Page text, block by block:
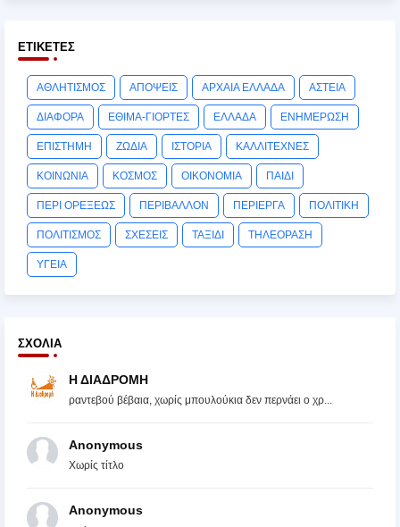
ΕΤΙΚΈΤΕΣ
ΑΘΛΗΤΙΣΜΟΣ ΑΠΟΨΕΙΣ ΑΡΧΑΙΑ ΕΛΛΑΔΑ ΑΣΤΕΙΑ
ΔΙΑΦΟΡΑ ΕΘΙΜΑ-ΓΙΟΡΤΕΣ ΕΛΛΑΔΑ ΕΝΗΜΕΡΩΣΗ
ΕΠΙΣΤΗΜΗ ΖΩΔΙΑ ΙΣΤΟΡΙΑ ΚΑΛΛΙΤΕΧΝΕΣ
ΚΟΙΝΩΝΙΑ ΚΟΣΜΟΣ ΟΙΚΟΝΟΜΙΑ ΠΑΙΔΙ
ΠΕΡΙ ΟΡΕΞΕΩΣ ΠΕΡΙΒΑΛΛΟΝ ΠΕΡΙΕΡΓΑ ΠΟΛΙΤΙΚΗ
ΠΟΛΙΤΙΣΜΟΣ ΣΧΕΣΕΙΣ ΤΑΞΙΔΙ ΤΗΛΕΟΡΑΣΗ
ΥΓΕΙΑ
ΣΧΌΛΙΑ
Η ΔΙΑΔΡΟΜΗ
ραντεβού βέβαια, χωρίς μπουλούκια δεν περνάει ο χρ...
Anonymous
Χωρίς τίτλο
Anonymous